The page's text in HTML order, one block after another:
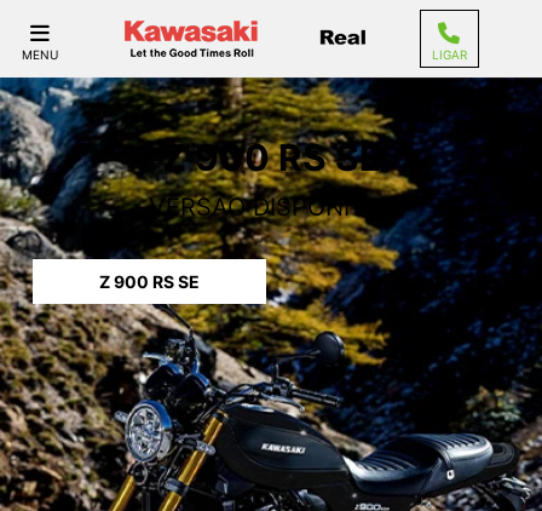
MENU LIGAR
Z 900 RS SE
VERSÃO DISPONÍVEL
Z 900 RS SE